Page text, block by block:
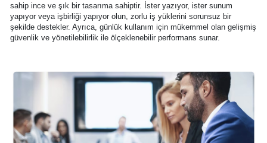
sahip ince ve şık bir tasarıma sahiptir. İster yazıyor, ister sunum
yapıyor veya işbirliği yapıyor olun, zorlu iş yüklerini sorunsuz bir
şekilde destekler. Ayrıca, günlük kullanım için mükemmel olan gelişmiş
güvenlik ve yönetilebilirlik ile ölçeklenebilir performans sunar.